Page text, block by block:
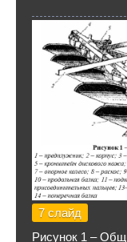
7 слайд
Рисунок 1 –